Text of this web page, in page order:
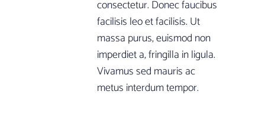
consectetur. Donec faucibus
facilisis leo et facilisis. Ut
massa purus, euismod non
imperdiet a, fringilla in ligula.
Vivamus sed mauris ac
metus interdum tempor.